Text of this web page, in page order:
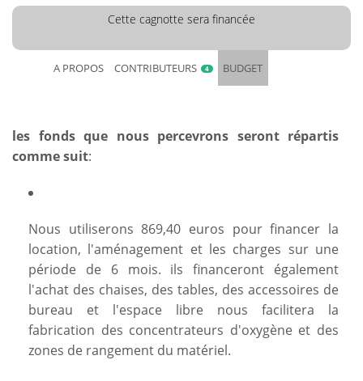
Cette cagnotte sera financée
A PROPOS CONTRIBUTEURS 4 BUDGET
les fonds que nous percevrons seront répartis
comme suit:
Nous utiliserons 869,40 euros pour financer la
location, l'aménagement et les charges sur une
période de 6 mois. ils financeront également
l'achat des chaises, des tables, des accessoires de
bureau et l'espace libre nous facilitera la
fabrication des concentrateurs d'oxygène et des
zones de rangement du matériel.